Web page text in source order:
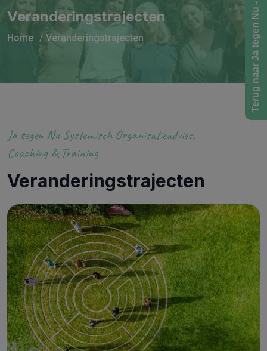
Veranderingstrajecten
Home Veranderingstrajecten
Ja tegen Nu Systemisch Organisatieadvies,
Coaching & Training
Veranderingstrajecten
Terug naar Ja tegen Nu - Home